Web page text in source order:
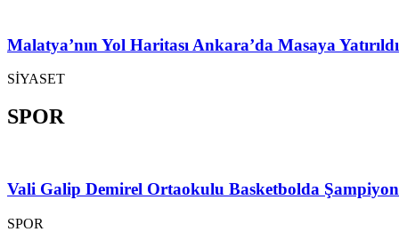
Malatya’nın Yol Haritası Ankara’da Masaya Yatırıldı
SİYASET
SPOR
Vali Galip Demirel Ortaokulu Basketbolda
SPOR